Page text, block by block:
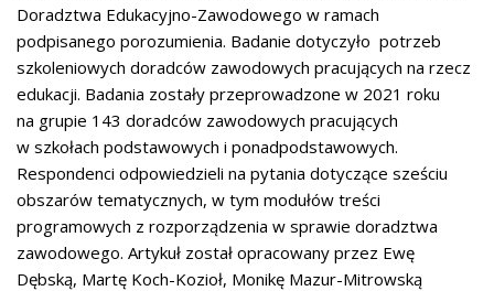
Doradztwa Edukacyjno-Zawodowego w ramach
podpisanego porozumienia. Badanie dotyczyło potrzeb
szkoleniowych doradców zawodowych pracujących na rzecz
edukacji. Badania zostały przeprowadzone w 2021 roku
na grupie 143 doradców zawodowych pracujących
w szkołach podstawowych i ponadpodstawowych.
Respondenci odpowiedzieli na pytania dotyczące sześciu
obszarów tematycznych, w tym modułów treści
programowych z rozporządzenia w sprawie doradztwa
zawodowego. Artykuł został opracowany przez Ewę
Dębską, Martę Koch-Kozioł, Monikę Mazur-Mitrowską